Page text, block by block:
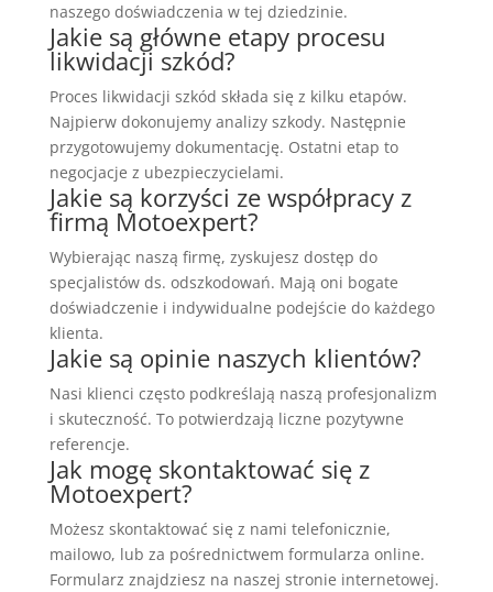
naszego doświadczenia w tej dziedzinie.
Jakie są główne etapy procesu
likwidacji szkód?
Proces likwidacji szkód składa się z kilku etapów.
Najpierw dokonujemy analizy szkody. Następnie
przygotowujemy dokumentację. Ostatni etap to
negocjacje z ubezpieczycielami.
Jakie są korzyści ze współpracy z
firmą Motoexpert?
Wybierając naszą firmę, zyskujesz dostęp do
specjalistów ds. odszkodowań. Mają oni bogate
doświadczenie i indywidualne podejście do każdego
klienta.
Jakie są opinie naszych klientów?
Nasi klienci często podkreślają naszą profesjonalizm
i skuteczność. To potwierdzają liczne pozytywne
referencje.
Jak mogę skontaktować się z
Motoexpert?
Możesz skontaktować się z nami telefonicznie,
mailowo, lub za pośrednictwem formularza online.
Formularz znajdziesz na naszej stronie internetowej.